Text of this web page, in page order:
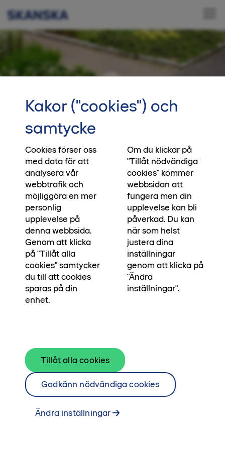
Startsida ••• Vårt kösystem
Ett kösystem på lika
villkor
andra ord, den som anmält sig tidigt är också den
som får välja bostad först.
Så här går det till
Kakor ("cookies") och
samtycke
Cookies förser oss
med data för att
analysera vår
webbtrafik och
möjliggöra en mer
personlig
upplevelse på
denna webbsida.
Genom att klicka
på "Tillåt alla
cookies" samtycker
du till att cookies
sparas på din
enhet.
Om du klickar på
"Tillåt nödvändiga
cookies" kommer
webbsidan att
fungera men din
upplevelse kan bli
påverkad. Du kan
när som helst
justera dina
inställningar
genom att klicka på
"Ändra
inställningar".
Ändra inställningar
Godkänn nödvändiga cookies
Tillåt alla cookies